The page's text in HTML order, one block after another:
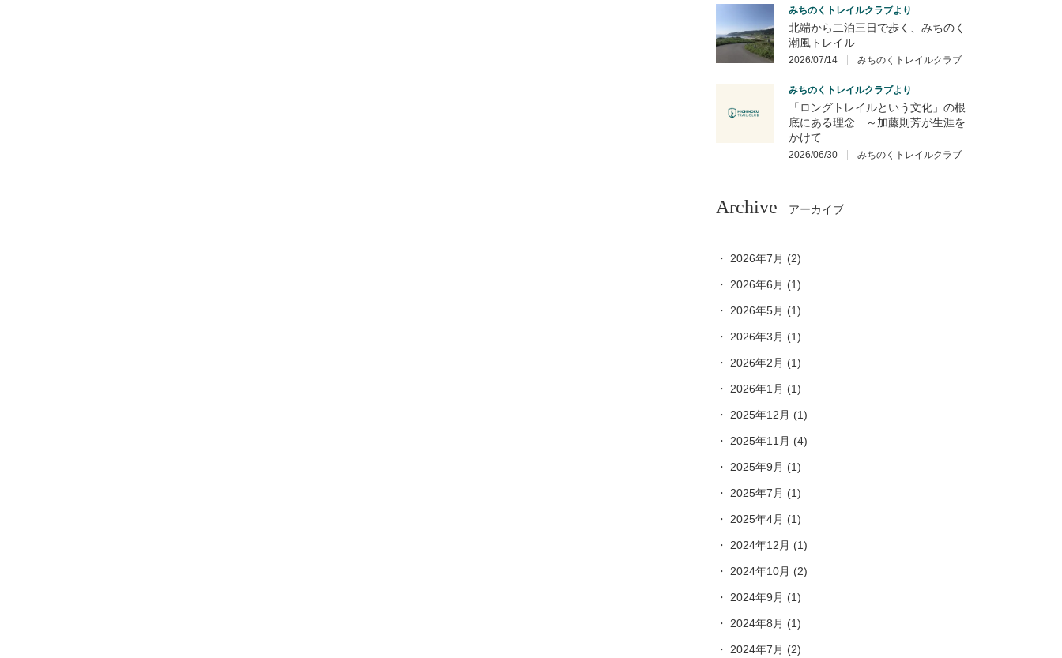
みちのくトレイルクラブより
北端から二泊三日で歩く、みちのく
潮風トレイル
2026/07/14 みちのくトレイルクラブ
みちのくトレイルクラブより
「ロングトレイルという文化」の根
底にある理念 ～加藤則芳が生涯を
かけて...
2026/06/30 みちのくトレイルクラブ
Archive アーカイブ
2026年7月 (2)
2026年6月 (1)
2026年5月 (1)
2026年3月 (1)
2026年2月 (1)
2026年1月 (1)
2025年12月 (1)
2025年11月 (4)
2025年9月 (1)
2025年7月 (1)
2025年4月 (1)
2024年12月 (1)
2024年10月 (2)
2024年9月 (1)
2024年8月 (1)
2024年7月 (2)